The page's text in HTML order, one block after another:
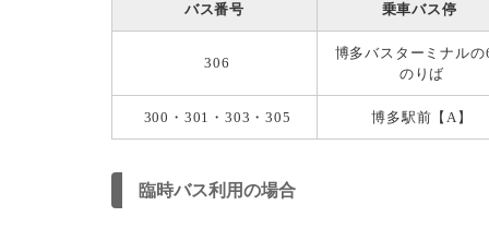
バス番号 乗車バス停
306
博多バスターミナルの
のりば
300・301・303・305 博多駅前【A】
臨時バス利用の場合